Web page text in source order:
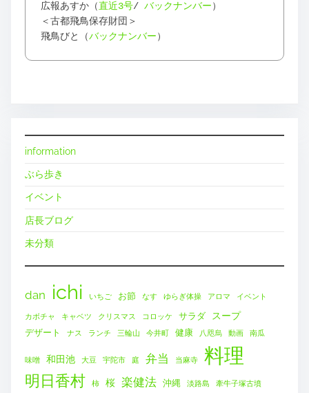
広報あすか（直近3号/ バックナンバー）
＜古都飛鳥保存財団＞
飛鳥びと（バックナンバー）
information
ぶら歩き
イベント
店長ブログ
未分類
dan ichi いちご お節 なす ゆらぎ体操 アロマ イベント
カボチャ キャベツ クリスマス コロッケ サラダ スープ
デザート ナス ランチ 三輪山 今井町 健康 八咫烏 動画 南瓜
味噌 和田池 大豆 宇陀市 庭 弁当 当麻寺 料理
明日香村 柿 桜 楽健法 沖縄 淡路島 牽牛子塚古墳